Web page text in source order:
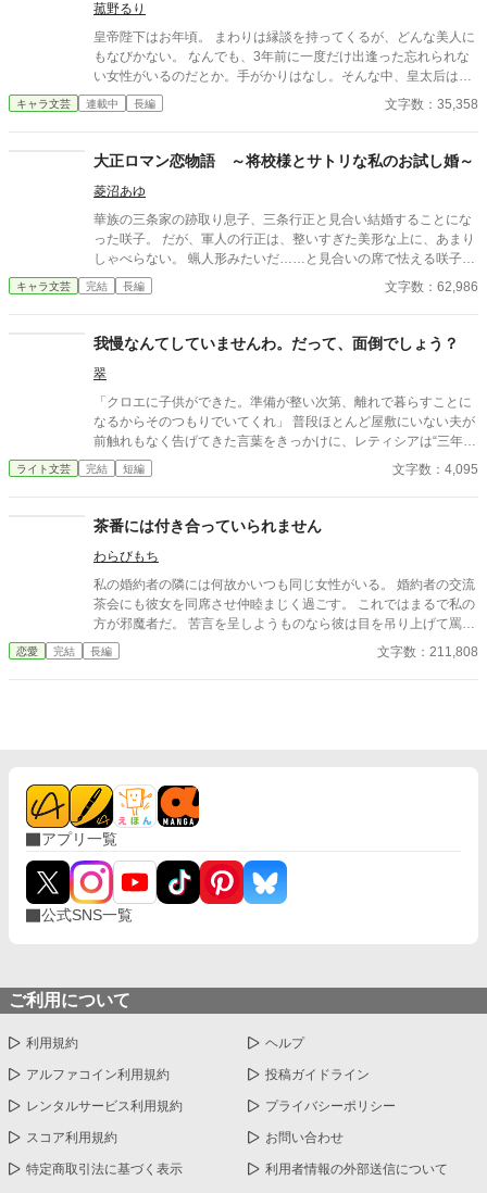
交界から距離を置き、冷徹と噂される辺境伯アレクシス。彼は、
イザラの持つ鋼のような意志と冷静な知性を見抜き、彼女の非公
式な協力者となる。 しかし、そんな彼女を待っていたのは「辺
境伯と不貞を働いている」という、さらに悪質な濡れ衣だった―
菰野るり
皇帝陛下はお年頃。 まわりは縁談を持ってくるが、どんな美人に
もなびかない。 なんでも、3年前に一度だけ出逢った忘れられな
い女性がいるのだとか。手がかりはなし。そんな中、皇太后は自
ら街に出て息子の嫁探しをすることに！ この物語の皇太后の名は
雲泪(ユンレイ)、皇帝の名は堯舜(ヤオシュン)です。つまり【後宮
しかし、こちらから読んでも楽しめます‼︎どちらから読んでも違う
感覚で楽しめる⁉︎こちらはポジティブなラブコメです。
キャラ文芸 連載中 長編 文字数：35,358
大正ロマン恋物語 ～将校様とサトリな私のお試し婚～
菱沼あゆ
華族の三条家の跡取り息子、三条行正と見合い結婚することにな
った咲子。 だが、軍人の行正は、整いすぎた美形な上に、あまり
しゃべらない。 蝋人形みたいだ……と見合いの席で怯える咲子だ
ったが。 実は、咲子には、人の心を読めるチカラがあって――。
キャラ文芸 完結 長編 文字数：62,986
我慢なんてしていませんわ。だって、面倒でしょう？
翠
「クロエに子供ができた。準備が整い次第、離れで暮らすことに
なるからそのつもりでいてくれ」 普段ほとんど屋敷にいない夫が
前触れもなく告げてきた言葉をきっかけに、レティシアは“三年
間”の契約を終わらせることにした。 赤の他人を屋敷に迎えるこ
とはしない。 不要なものに感情を砕く理由などない。 「だって、
切り捨ててしまいましょう。
ライト文芸 完結 短編 文字数：4,095
茶番には付き合っていられません
わらびもち
私の婚約者の隣には何故かいつも同じ女性がいる。 婚約者の交流
茶会にも彼女を同席させ仲睦まじく過ごす。 これではまるで私の
方が邪魔者だ。 苦言を呈しようものなら彼は目を吊り上げて罵倒
する。 どうして婚約者同士の交流にわざわざ部外者を連れてくる
のか。 彼が何をしたいのかさっぱり分からない。 もうこんな茶番
恋愛 完結 長編 文字数：211,808
アプリ一覧
公式SNS一覧
ご利用について
利用規約 ヘルプ
アルファコイン利用規約 投稿ガイドライン
レンタルサービス利用規約 プライバシーポリシー
スコア利用規約 お問い合わせ
特定商取引法に基づく表示 利用者情報の外部送信について